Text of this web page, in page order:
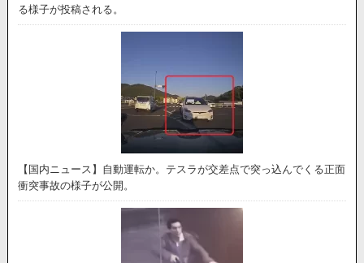
る様子が投稿される。
【国内ニュース】自動運転か。テスラが交差点で突っ込んでくる正面
衝突事故の様子が公開。